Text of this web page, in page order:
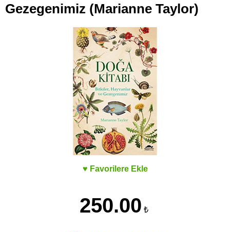
Gezegenimiz (Marianne Taylor)
♥ Favorilere Ekle
250.00 ₺